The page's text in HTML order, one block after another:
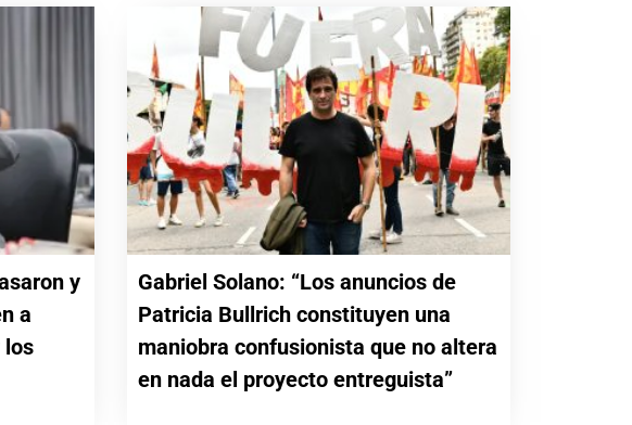
y
a
los
Gabriel Solano: “Los anuncios de
Patricia Bullrich constituyen una
maniobra confusionista que no altera
en nada el proyecto entreguista”